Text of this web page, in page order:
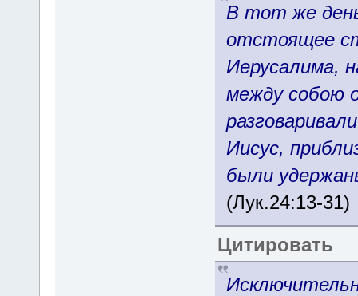
В тот же
отстоящее
Иерусалима,
между собою
Иисус,
были
(Лук.24:13-31)
Цитировать